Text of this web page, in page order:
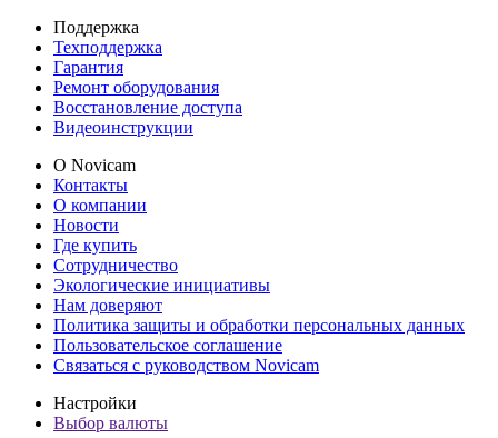
Поддержка
Техподдержка
Гарантия
Ремонт оборудования
Восстановление доступа
Видеоинструкции
О Novicam
Контакты
О компании
Новости
Где купить
Сотрудничество
Экологические инициативы
Нам доверяют
Политика защиты и обработки персональных данных
Пользовательское соглашение
Связаться с руководством Novicam
Настройки
Выбор валюты